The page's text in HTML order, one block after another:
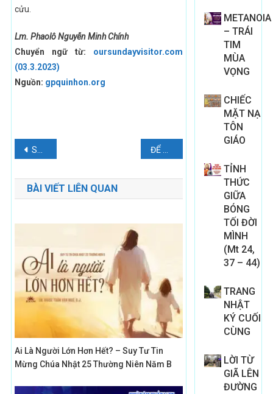
cửu.
Lm. Phaolô Nguyễn Minh Chính
Chuyển ngữ từ: oursundayvisitor.com
(03.3.2023)
Nguồn: gpquinhon.org
Điều
hướng
bài
viết
Suy Niệm Thứ Năm Tuần III Mùa Chay ĐỂ ĐỒNG HÀNH VỚI TRẺ NỮ TUỔI THANH THIẾU NIÊN
BÀI VIẾT LIÊN QUAN
Ai Là Người Lớn Hơn Hết? – Suy Tư Tin
Mừng Chúa Nhật 25 Thường Niên Năm B
METANOIA
– TRÁI
TIM
MÙA
VỌNG
CHIẾC
MẶT NẠ
TÔN
GIÁO
TỈNH
THỨC
GIỮA
BÓNG
TỐI ĐỜI
MÌNH
(Mt 24,
37 – 44)
TRANG
NHẬT
KÝ CUỐI
CÙNG
LỜI TỪ
GIÃ LÊN
ĐƯỜNG